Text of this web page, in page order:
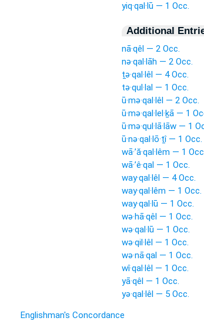
yiq·qal·lū — 1 Occ.
Additional
nā·qêl — 2 Occ.
nə·qal·lāh — 2 Occ.
ṯə·qal·lêl — 4 Occ.
tə·qul·lal — 1 Occ.
ū·mə·qal·lêl — 2 Occ.
ū·mə·qal·lel·ḵā — 1
ū·mə·qul·lā·lāw — 1
ū·nə·qal·lō·ṯî — 1 Occ.
wā·’ă·qal·lêm — 1
wā·’ê·qal — 1 Occ.
way·qal·lêl — 4 Occ.
way·qal·lêm — 1 Occ.
way·qal·lū — 1 Occ.
wə·hā·qêl — 1 Occ.
wə·qal·lū — 1 Occ.
wə·qil·lêl — 1 Occ.
wə·nā·qal — 1 Occ.
wî·qal·lêl — 1 Occ.
yā·qêl — 1 Occ.
yə·qal·lêl — 5 Occ.
Englishman's Concordance